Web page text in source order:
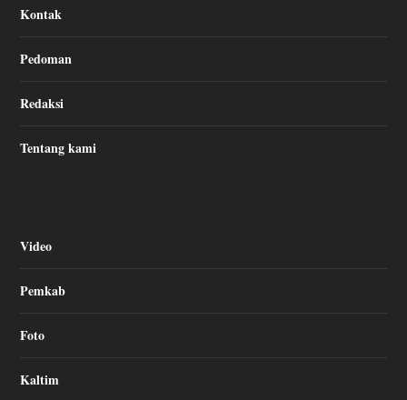
Kontak
Pedoman
Redaksi
Tentang kami
Video
Pemkab
Foto
Kaltim